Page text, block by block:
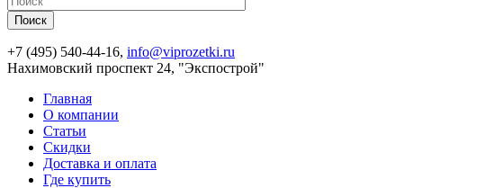
+7 (495) 540-44-16, info@viprozetki.ru
Нахимовский проспект 24, "Экспострой"
Главная
О компании
Статьи
Скидки
Доставка и оплата
Где купить